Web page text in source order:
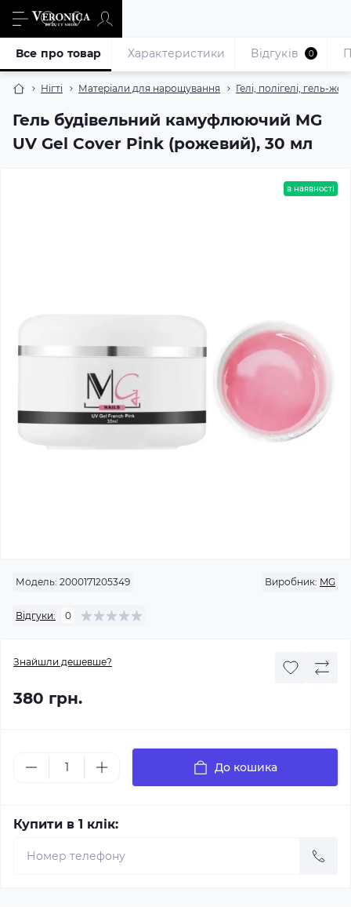
Нігті Матеріали для нарощування Гелі, полігелі, гель-
Гель будівельний камуфлюючий MG
UV Gel Cover Pink (рожевий), 30 мл
Все про товар Характеристики Відгуків 0
в наявності
Модель: 2000171205349 Виробник: MG
Відгуки: 0
Знайшли дешевше?
380 грн.
До кошика
Купити в 1 клік: